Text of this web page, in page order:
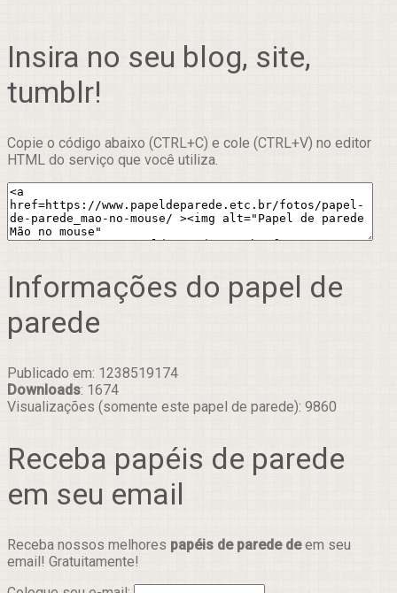
Insira no seu blog, site,
tumblr!
Copie o código abaixo (CTRL+C) e cole (CTRL+V) no editor
HTML do serviço que você utiliza.
Informações do papel de
parede
Publicado em: 1238519174
Downloads: 1674
Visualizações (somente este papel de parede): 9860
Receba papéis de parede
em seu email
Receba nossos melhores papéis de parede deem seu
email! Gratuitamente!